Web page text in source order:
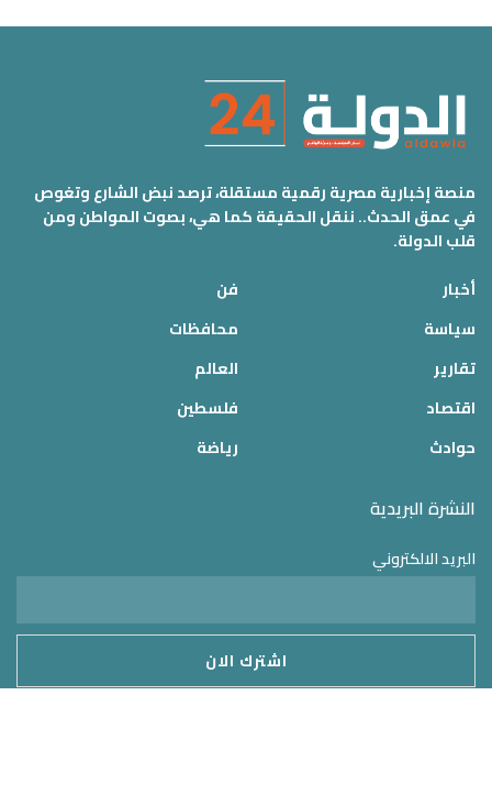
منصة إخبارية مصرية رقمية مستقلة، ترصد نبض الشارع وتغوص
في عمق الحدث.. ننقل الحقيقة كما هي، بصوت المواطن ومن
قلب الدولة.
أخبار
سياسة
تقارير
اقتصاد
حوادث
فن
محافظات
العالم
فلسطين
رياضة
النشرة البريدية
البريد الالكتروني